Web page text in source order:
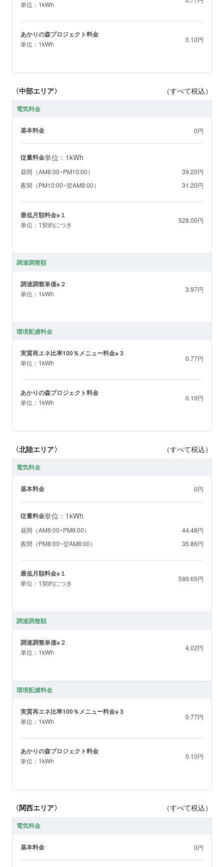
単位：1kWh
あかりの森プロジェクト料金
単位：1kWh
0.10円
〈中部エリア〉 （すべて税込）
電気料金
基本料金 0円
従量料金単位：1kWh
昼間（AM8:00~PM10:00）
39.20円
夜間（PM10:00~翌AM8:00）
31.20円
最低月額料金※１
単位：1契約につき
528.00円
調達調整額
調達調整単価※２
単位：1kWh
3.97円
環境配慮料金
実質再エネ比率100％メニュー料金※３
単位：1kWh
0.77円
あかりの森プロジェクト料金
単位：1kWh
0.10円
〈北陸エリア〉 （すべて税込）
電気料金
基本料金 0円
従量料金単位：1kWh
昼間（AM8:00~PM8:00）
44.48円
夜間（PM8:00~翌AM8:00）
35.86円
最低月額料金※１
単位：1契約につき
589.65円
調達調整額
調達調整単価※２
単位：1kWh
4.02円
環境配慮料金
実質再エネ比率100％メニュー料金※３
単位：1kWh
0.77円
あかりの森プロジェクト料金
単位：1kWh
0.10円
〈関西エリア〉 （すべて税込）
電気料金
基本料金 0円